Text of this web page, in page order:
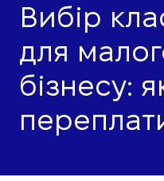
Вибір
для
бізнесу: